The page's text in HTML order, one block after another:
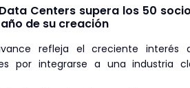
Centers supera los 50
de su creación
refleja el creciente interés
por integrarse a una industria